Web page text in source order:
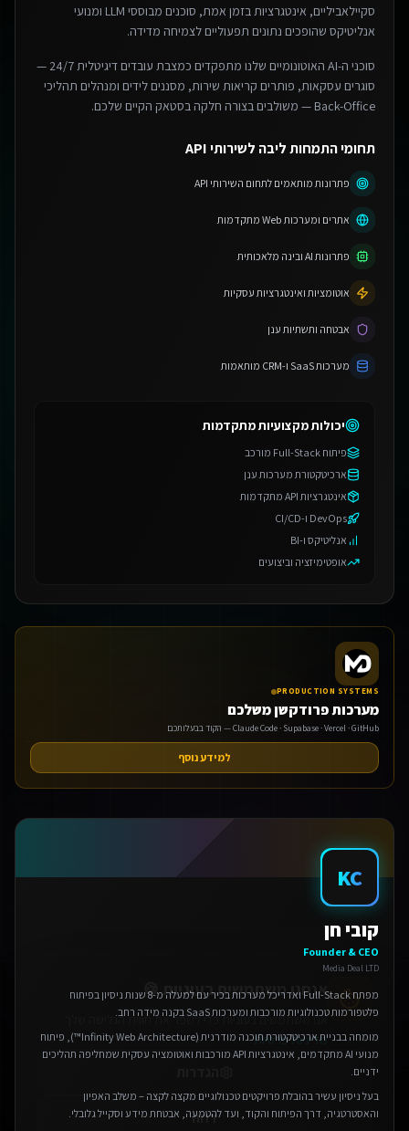
סקיילאביליים, אינטגרציות בזמן אמת, סוכנים מבוססי LLM ומנועי
אנליטיקס שהופכים נתונים תפעוליים לצמיחה מדידה.
סוכני ה-AI האוטונומיים שלנו מתפקדים כמצבת עובדים דיגיטלית 24/7 —
סוגרים עסקאות, פותרים קריאות שירות, מסננים לידים ומנהלים תהליכי
Back-Office — משולבים בצורה חלקה בסטאק הקיים שלכם.
תחומי התמחות ליבה לשירותי API
פתרונות מותאמים לתחום השירותי API
אתרים ומערכות Web מתקדמות
פתרונות AI ובינה מלאכותית
אוטומציות ואינטגרציות עסקיות
אבטחה ותשתיות ענן
מערכות SaaS ו-CRM מותאמות
יכולות מקצועיות מתקדמות
פיתוח Full-Stack מורכב
ארכיטקטורת מערכות ענן
אינטגרציות API מתקדמות
DevOps ו-CI/CD
אנליטיקס ו-BI
אופטימיזציה וביצועים
PRODUCTION SYSTEMS
מערכות פרודקשן משלכם
Claude Code · Supabase · Vercel · GitHub — הקוד בבעלותכם
למידע נוסף
KC
קובי חן
Founder & CEO
Media Deal LTD
מפתח Full-Stack ואדריכל מערכות בכיר עם למעלה מ-8 שנות ניסיון בפיתוח
פלטפורמות טכנולוגיות מורכבות ומערכות SaaS בקנה מידה רחב.
מומחה בבניית ארכיטקטורת תוכנה מודרנית (Infinity Web Architecture™), פיתוח
מנועי AI מתקדמים, אינטגרציות API מורכבות ואוטומציה עסקית שמחליפה תהליכים
ידניים.
בעל ניסיון עשיר בהובלת פרויקטים טכנולוגיים מקצה לקצה – משלב האפיון
והאסטרטגיה, דרך הפיתוח והקוד, ועד להטמעה, אבטחת מידע וסקייל גלובלי.
אנחנו משתמשים בעוגיות 🍪
אנו משתמשים בעוגיות כדי לשפר את חווית הגלישה שלך.
מדיניות פרטיות